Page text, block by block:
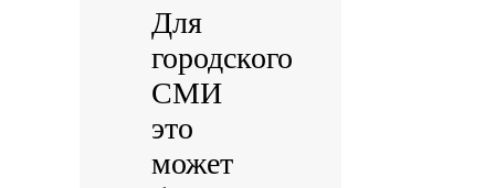
Для
городского
СМИ
это
может